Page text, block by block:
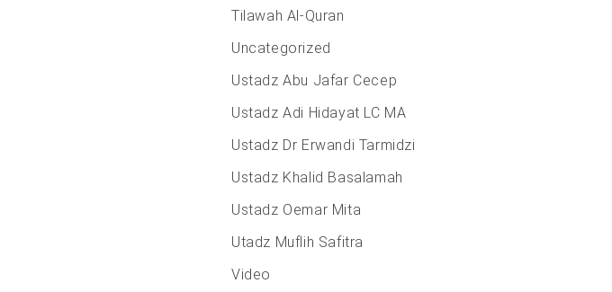
Tilawah Al-Quran
Uncategorized
Ustadz Abu Jafar Cecep
Ustadz Adi Hidayat LC MA
Ustadz Dr Erwandi Tarmidzi
Ustadz Khalid Basalamah
Ustadz Oemar Mita
Utadz Muflih Safitra
Video